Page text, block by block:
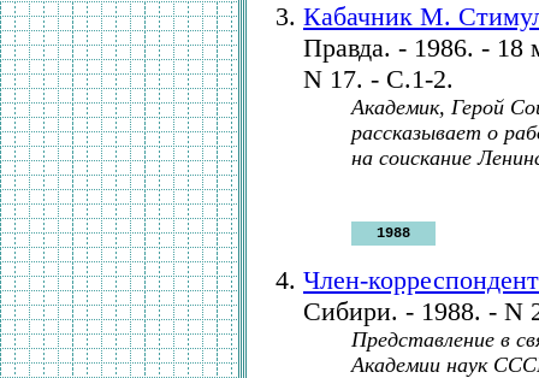
Кабачник М.
Правда. - 1986. - 18
N 17. - С.1-2.
Академик, Герой
рассказывает о
на соискание
1988
Член-
Сибири. - 1988. - N
Представление в
Академии наук